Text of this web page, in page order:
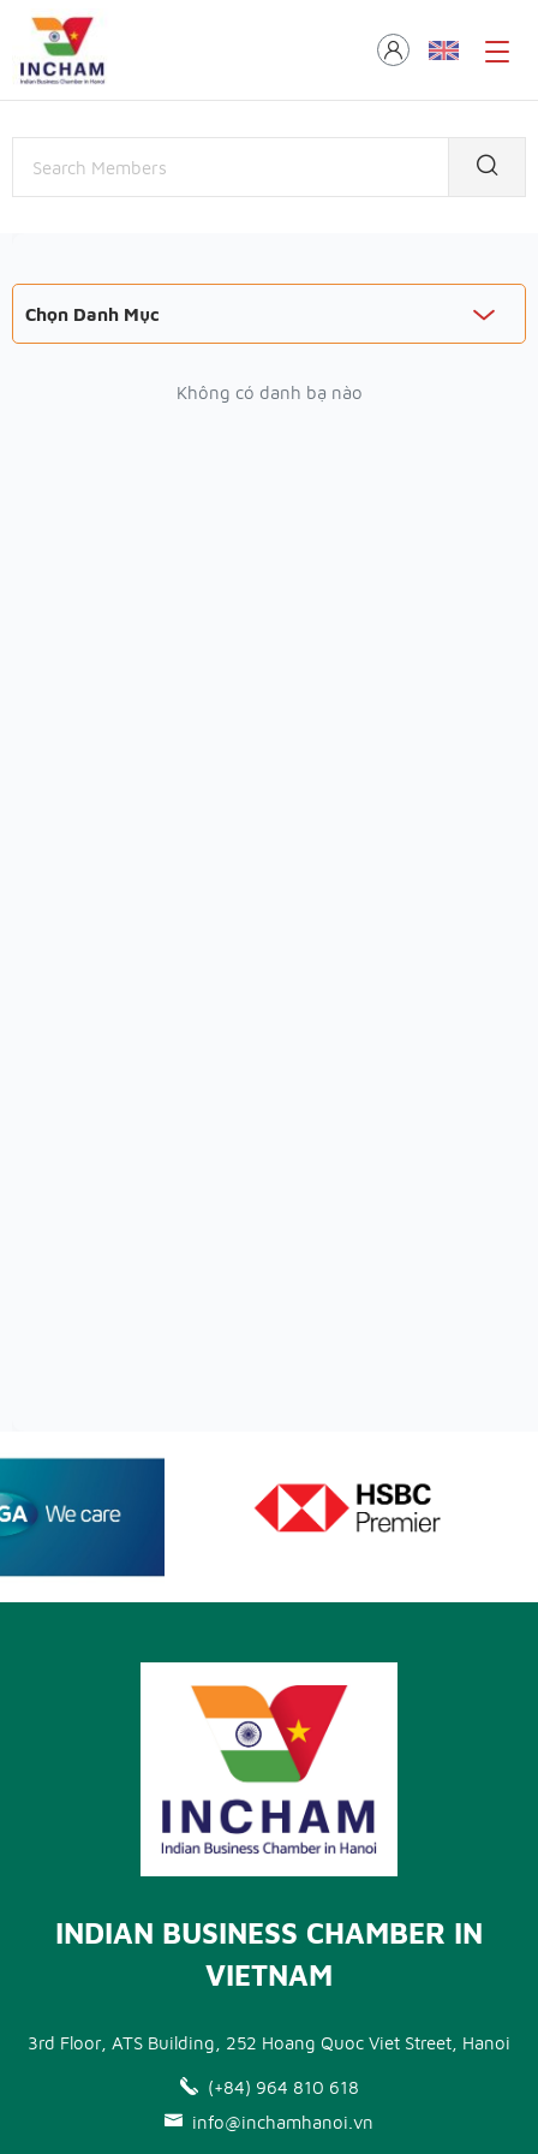
Chọn Danh Mục
Không có danh bạ nào
INDIAN BUSINESS CHAMBER IN
VIETNAM
3rd Floor, ATS Building, 252 Hoang Quoc Viet Street, Hanoi
(+84) 964 810 618
info@inchamhanoi.vn